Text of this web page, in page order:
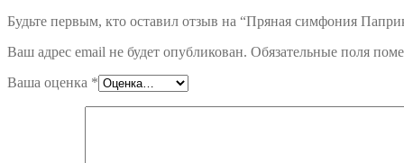
Будьте первым, кто оставил отзыв на “Пряная симфония
Ваш адрес email не будет опубликован. Обязательные поля
Ваша оценка *